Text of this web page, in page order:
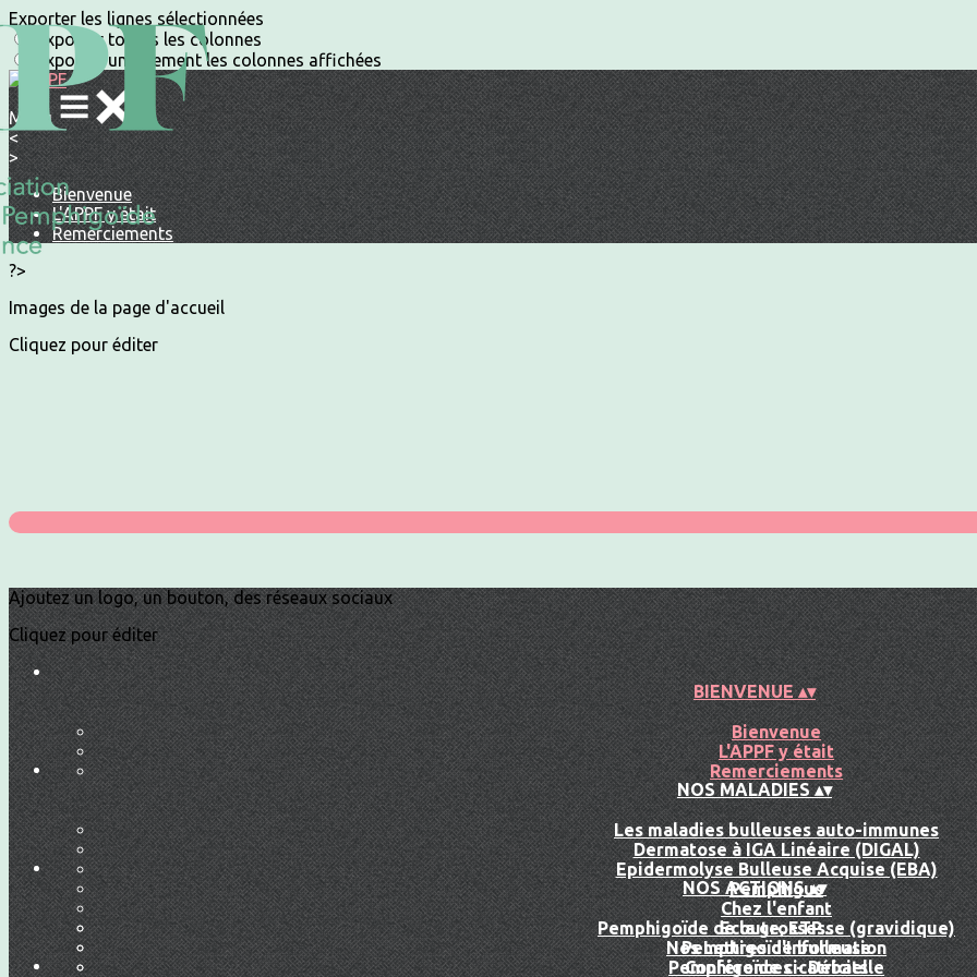
Exporter les lignes sélectionnées
Exporter toutes les colonnes
Exporter uniquement les colonnes affichées
Menu
<
>
Bienvenue
L'APPF y était
Remerciements
?>
Images de la page d'accueil
Cliquez pour éditer
Ajoutez un logo, un bouton, des réseaux sociaux
Cliquez pour éditer
BIENVENUE▴▾
Bienvenue
L'APPF y était
Remerciements
NOS MALADIES▴▾
Les maladies bulleuses auto-immunes
Dermatose à IGA Linéaire (DIGAL)
Epidermolyse Bulleuse Acquise (EBA)
Pemphigus
Chez l'enfant
Pemphigoïde de la grossesse (gravidique)
Pemphigoïde bulleuse
Pemphigoïde cicatricielle
NOS ACTIONS▴▾
Ecoute, ETP...
Nos Lettres d'Information
Conférences - Débats